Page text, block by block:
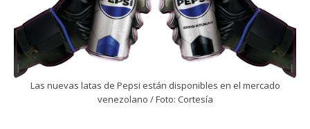
Las nuevas latas de Pepsi están disponibles en el mercado
venezolano / Foto: Cortesía